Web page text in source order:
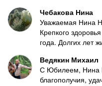
Чебакова Нина
Уважаемая Нина
Крепкого
года. Долгих лет
Ведякин Михаил
С Юбилеем, Нина
благополучия,